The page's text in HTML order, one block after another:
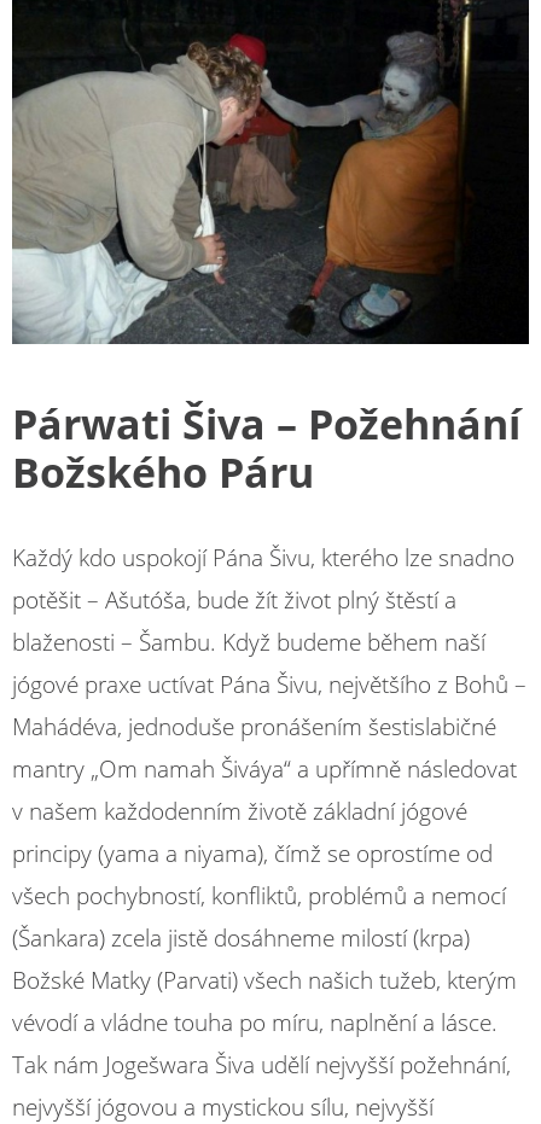
Párwati Šiva – Požehnání
Božského Páru
Každý kdo uspokojí Pána Šivu, kterého lze snadno
potěšit – Ašutóša, bude žít život plný štěstí a
blaženosti – Šambu. Když budeme během naší
jógové praxe uctívat Pána Šivu, největšího z Bohů –
Mahádéva, jednoduše pronášením šestislabičné
mantry „Om namah Šiváya“ a upřímně následovat
v našem každodenním životě základní jógové
principy (yama a niyama), čímž se oprostíme od
všech pochybností, konfliktů, problémů a nemocí
(Šankara) zcela jistě dosáhneme milostí (krpa)
Božské Matky (Parvati) všech našich tužeb, kterým
vévodí a vládne touha po míru, naplnění a lásce.
Tak nám Jogešwara Šiva udělí nejvyšší požehnání,
nejvyšší jógovou a mystickou sílu, nejvyšší